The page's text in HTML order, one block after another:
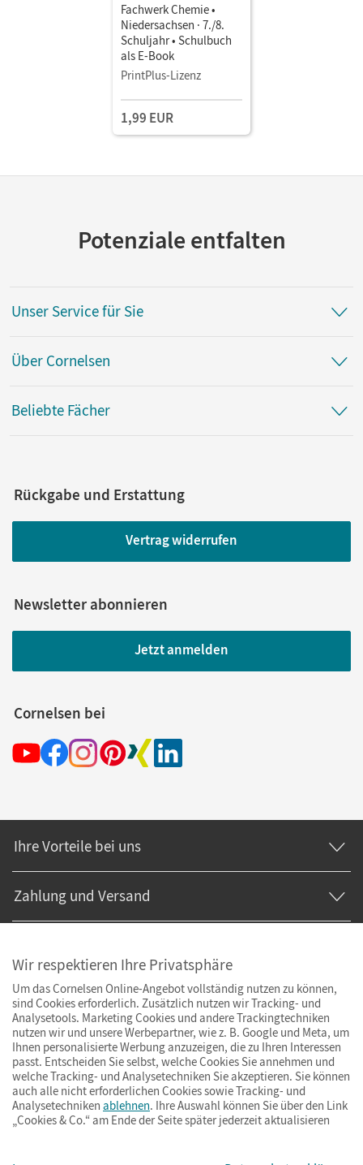
Fachwerk Chemie •
Niedersachsen · 7./8.
Schuljahr • Schulbuch
als E-Book
PrintPlus-Lizenz
1,99 EUR
Potenziale entfalten
Unser Service für Sie
Über Cornelsen
Beliebte Fächer
Rückgabe und Erstattung
Vertrag widerrufen
Newsletter abonnieren
Jetzt anmelden
Cornelsen bei
Ihre Vorteile bei uns
Zahlung und Versand
ImpressumAGBDatenschutzBarrierefreiheitCookies & Co.
Wir respektieren Ihre Privatsphäre
Um das Cornelsen Online-Angebot vollständig nutzen zu können,
sind Cookies erforderlich. Zusätzlich nutzen wir Tracking- und
Analysetools. Marketing Cookies und andere Trackingtechniken
nutzen wir und unsere Werbepartner, wie z. B. Google und Meta, um
Ihnen personalisierte Werbung anzuzeigen, die zu Ihren Interessen
passt. Entscheiden Sie selbst, welche Cookies Sie annehmen und
welche Tracking- und Analysetechniken Sie akzeptieren. Sie können
auch alle nicht erforderlichen Cookies sowie Tracking- und
Analysetechniken ablehnen. Ihre Auswahl können Sie über den Link
„Cookies & Co.“ am Ende der Seite später jederzeit aktualisieren